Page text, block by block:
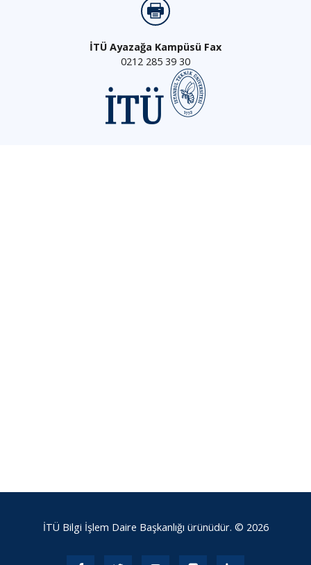
İTÜ Ayazağa Kampüsü Fax
0212 285 39 30
İTÜ Bilgi İşlem Daire Başkanlığı ürünüdür. © 2026